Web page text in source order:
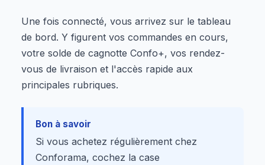
Une fois connecté, vous arrivez sur le tableau
de bord. Y figurent vos commandes en cours,
votre solde de cagnotte Confo+, vos rendez-
vous de livraison et l'accès rapide aux
principales rubriques.
Bon à savoir
Si vous achetez régulièrement chez
Conforama, cochez la case